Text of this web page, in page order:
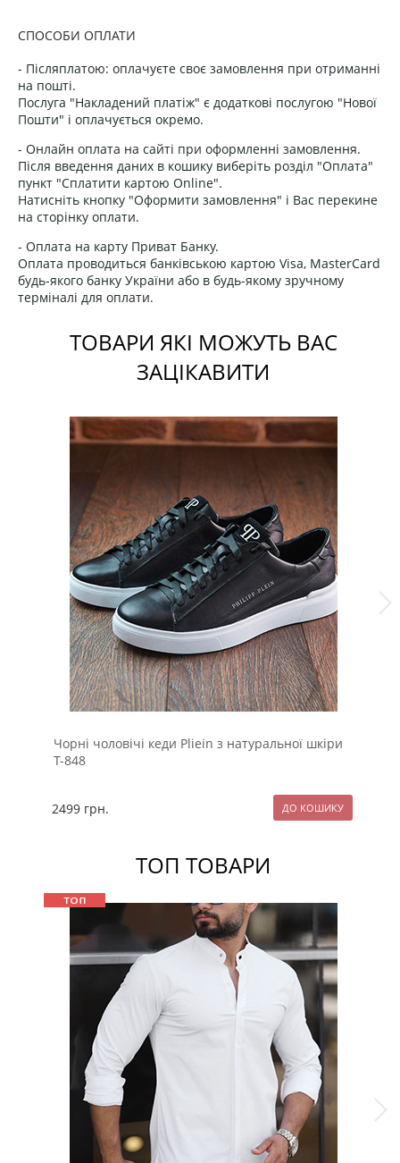
СПОСОБИ ОПЛАТИ
- Післяплатою: оплачуєте своє замовлення при отриманні
на пошті.
Послуга "Накладений платіж" є додаткові послугою "Нової
Пошти" і оплачується окремо.
- Онлайн оплата на сайті при оформленні замовлення.
Після введення даних в кошику виберіть розділ "Оплата"
пункт "Сплатити картою Online".
Натисніть кнопку "Оформити замовлення" і Вас перекине
на сторінку оплати.
- Оплата на карту Приват Банку.
Оплата проводиться банківською картою Visa, MasterCard
будь-якого банку України або в будь-якому зручному
терміналі для оплати.
ТОВАРИ ЯКІ МОЖУТЬ ВАС
ЗАЦІКАВИТИ
Чорні чоловічі кеди Pliein з натуральної шкіри
Т-848
2499 грн.
ТОП ТОВАРИ